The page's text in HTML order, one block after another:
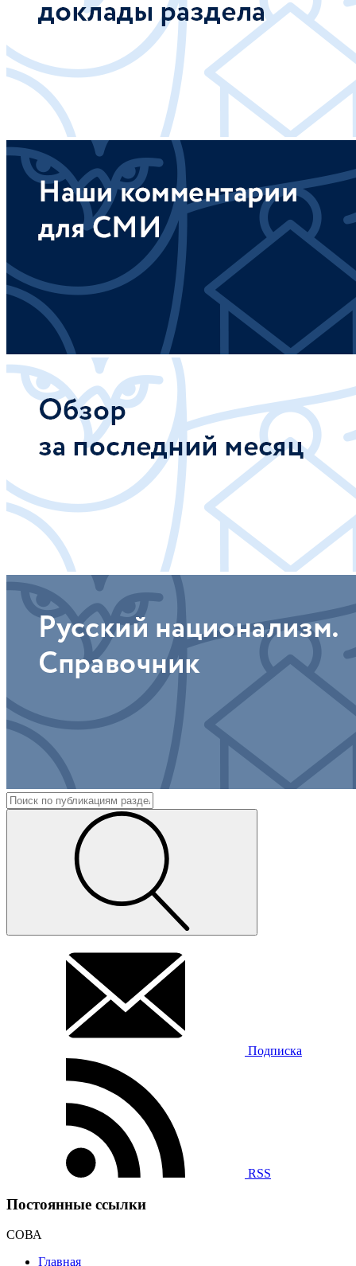
Подписка
RSS
Постоянные ссылки
СОВА
Главная